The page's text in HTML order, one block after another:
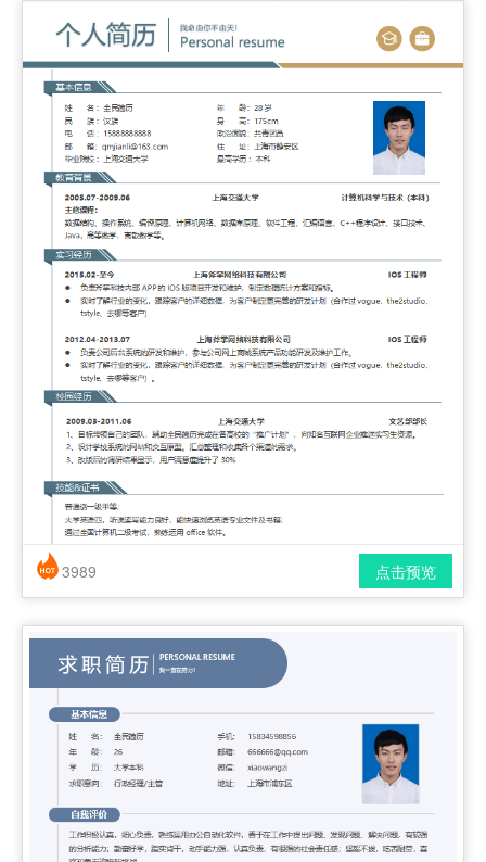
简历风格： 时尚 / 简洁 / 应届生
点击预览
3989